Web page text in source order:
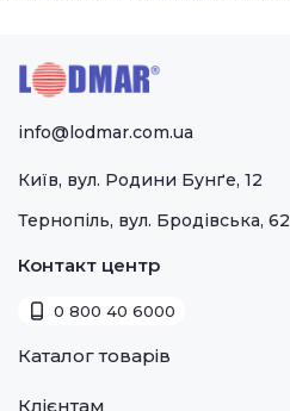
info@lodmar.com.ua
Київ, вул. Родини Бунґе, 12
Тернопіль, вул. Бродівська, 62
Контакт центр
0 800 40 6000
Каталог товарів
Теплове
Клієнтам